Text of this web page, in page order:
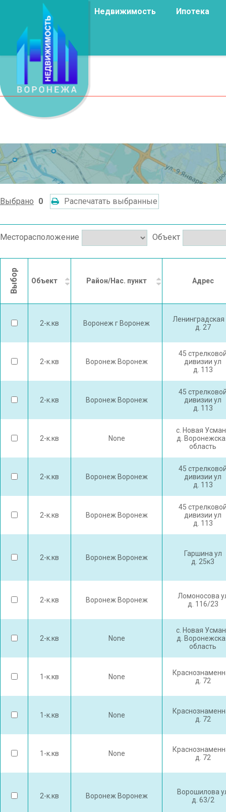
Недвижимость Ипотека
Выбрано 0 Распечатать выбранные
Месторасположение Объект
Выбор Объект Район/Нас. пункт Адрес
2-к.кв Воронеж г Воронеж
Ленинградская
д. 27
2-к.кв Воронеж Воронеж
45
дивизии ул
д. 113
2-к.кв Воронеж Воронеж
45
дивизии ул
д. 113
2-к.кв None
с. Новая
д.
область
2-к.кв Воронеж Воронеж
45
дивизии ул
д. 113
2-к.кв Воронеж Воронеж
45
дивизии ул
д. 113
2-к.кв Воронеж Воронеж
Гаршина ул
д. 25к3
2-к.кв Воронеж Воронеж
Ломоносова
д. 116/23
2-к.кв None
с. Новая
д.
область
1-к.кв None
д. 72
1-к.кв None
д. 72
1-к.кв None
д. 72
2-к.кв Воронеж Воронеж
Ворошилова
д. 63/2